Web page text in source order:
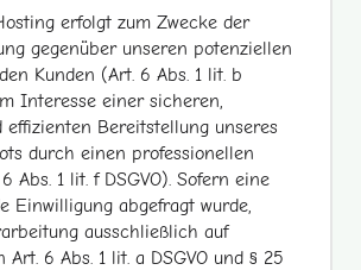
erfolgt zum Zwecke der
gegenüber unseren potenziellen
Kunden (Art. 6 Abs. 1 lit. b
Interesse einer sicheren,
effizienten Bereitstellung unseres
durch einen professionellen
Abs. 1 lit. f DSGVO). Sofern eine
Einwilligung abgefragt wurde,
ausschließlich auf
Art. 6 Abs. 1 lit. a DSGVO und § 25